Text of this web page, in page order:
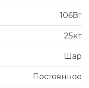
106Вт
25кг
Шар
Постоянное